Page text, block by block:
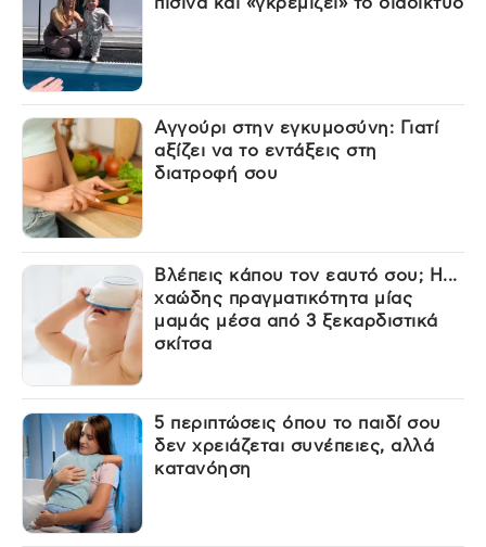
πισίνα και «γκρεμίζει» το διαδίκτυο
Αγγούρι στην εγκυμοσύνη: Γιατί
αξίζει να το εντάξεις στη
διατροφή σου
Βλέπεις κάπου τον εαυτό σου; Η...
χαώδης πραγματικότητα μίας
μαμάς μέσα από 3 ξεκαρδιστικά
σκίτσα
5 περιπτώσεις όπου το παιδί σου
δεν χρειάζεται συνέπειες, αλλά
κατανόηση